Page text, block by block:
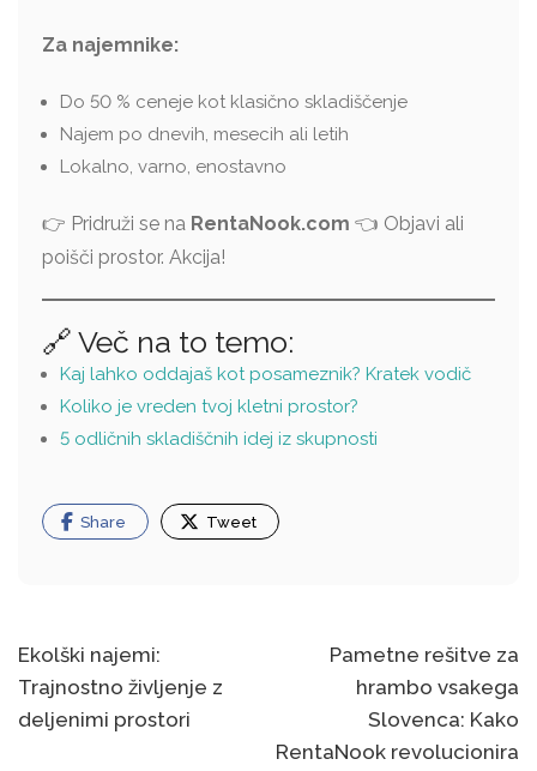
Za najemnike:
Do 50 % ceneje kot klasično skladiščenje
Najem po dnevih, mesecih ali letih
Lokalno, varno, enostavno
👉 Pridruži se na RentaNook.com 👈 Objavi ali
poišči prostor. Akcija!
🔗 Več na to temo:
Kaj lahko oddajaš kot posameznik? Kratek vodič
Koliko je vreden tvoj kletni prostor?
5 odličnih skladiščnih idej iz skupnosti
Share Tweet
Post
navigation
Ekolški najemi:
Trajnostno življenje z
deljenimi prostori
Pametne rešitve za
hrambo vsakega
Slovenca: Kako
RentaNook revolucionira